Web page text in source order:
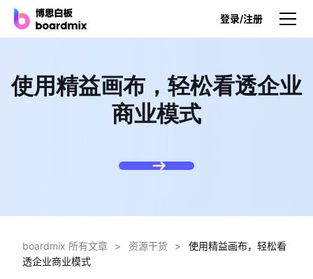
登录/注册
产品
博思白板离线版
使用精益画布，轻松看透企业
商业模式
boardmix 所有文章 > 资源干货 >
使用精益画布，轻松看
透企业商业模式